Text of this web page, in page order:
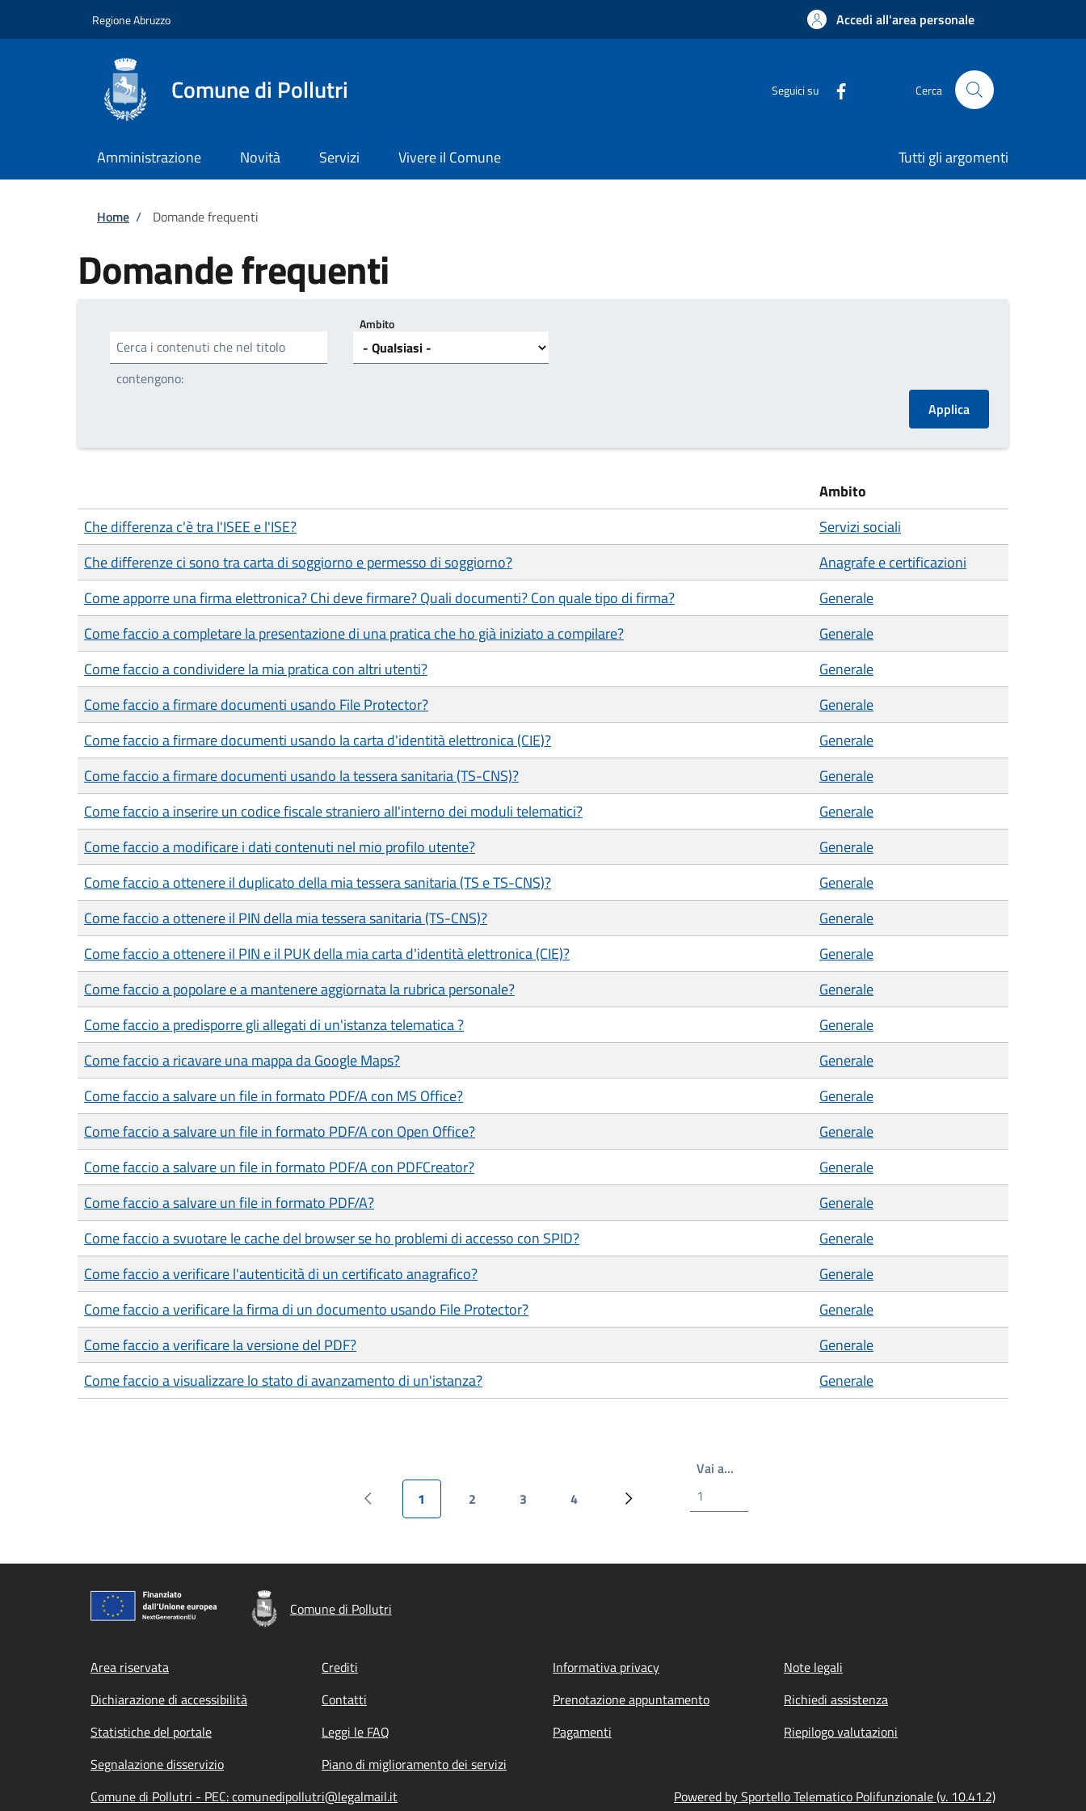
Regione Abruzzo Accedi all'area personale
Comune di Pollutri Seguici su Cerca
Amministrazione Novità Servizi Vivere il Comune Tutti gli argomenti
Briciole di pane
Home / Domande frequenti
Domande frequenti
Cerca i contenuti che nel titolo
contengono:
Ambito
Ambito
Che differenza c'è tra l'ISEE e l'ISE?
Servizi sociali
Che differenze ci sono tra carta di soggiorno e permesso di soggiorno?
Anagrafe e certificazioni
Come apporre una firma elettronica? Chi deve firmare? Quali documenti? Con quale tipo di firma?
Generale
Come faccio a completare la presentazione di una pratica che ho già iniziato a compilare?
Generale
Come faccio a condividere la mia pratica con altri utenti?
Generale
Come faccio a firmare documenti usando File Protector?
Generale
Come faccio a firmare documenti usando la carta d'identità elettronica (CIE)?
Generale
Come faccio a firmare documenti usando la tessera sanitaria (TS-CNS)?
Generale
Come faccio a inserire un codice fiscale straniero all'interno dei moduli telematici?
Generale
Come faccio a modificare i dati contenuti nel mio profilo utente?
Generale
Come faccio a ottenere il duplicato della mia tessera sanitaria (TS e TS-CNS)?
Generale
Come faccio a ottenere il PIN della mia tessera sanitaria (TS-CNS)?
Generale
Come faccio a ottenere il PIN e il PUK della mia carta d'identità elettronica (CIE)?
Generale
Come faccio a popolare e a mantenere aggiornata la rubrica personale?
Generale
Come faccio a predisporre gli allegati di un'istanza telematica ?
Generale
Come faccio a ricavare una mappa da Google Maps?
Generale
Come faccio a salvare un file in formato PDF/A con MS Office?
Generale
Come faccio a salvare un file in formato PDF/A con Open Office?
Generale
Come faccio a salvare un file in formato PDF/A con PDFCreator?
Generale
Come faccio a salvare un file in formato PDF/A?
Generale
Come faccio a svuotare le cache del browser se ho problemi di accesso con SPID?
Generale
Come faccio a verificare l'autenticità di un certificato anagrafico?
Generale
Come faccio a verificare la firma di un documento usando File Protector?
Generale
Come faccio a verificare la versione del PDF?
Generale
Come faccio a visualizzare lo stato di avanzamento di un'istanza?
Generale
Pagina precedente
Pagina attuale
1
Pagina
2
Pagina
3
Pagina
4
Pagina successiva
Vai a…Scrivi il numero della pagina a cui andare
Comune di Pollutri
Footer menu
Area riservata Crediti Informativa privacy
Note legali
Dichiarazione di accessibilità
Contatti Prenotazione appuntamento
Richiedi assistenza
Statistiche del portale
Leggi le FAQ Pagamenti
Riepilogo valutazioni
Segnalazione disservizio
Piano di miglioramento dei servizi
Comune di Pollutri - PEC: comunedipollutri@legalmail.it
Powered by Sportello Telematico Polifunzionale (v. 10.41.2)